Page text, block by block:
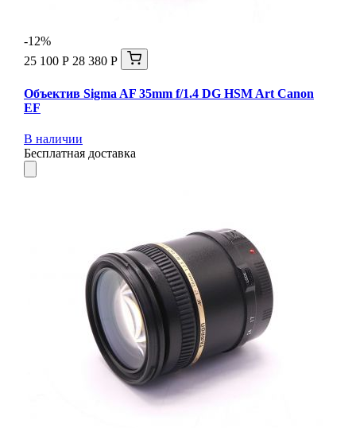
-12%
25 100 Р 28 380 Р
Объектив Sigma AF 35mm f/1.4 DG HSM Art Canon
EF
В наличии
Бесплатная доставка